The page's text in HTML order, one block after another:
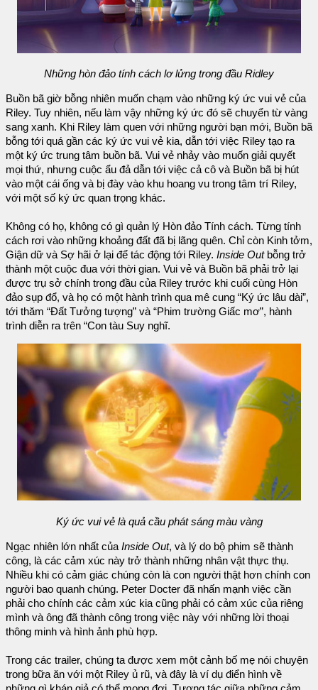
Những hòn đảo tính cách lơ lửng trong đầu Ridley
Buồn bã giờ bỗng nhiên muốn chạm vào những ký ức vui vẻ của
Riley. Tuy nhiên, nếu làm vậy những ký ức đó sẽ chuyển từ vàng
sang xanh. Khi Riley làm quen với những người bạn mới, Buồn bã
bỗng tới quá gần các ký ức vui vẻ kia, dẫn tới việc Riley tạo ra
một ký ức trung tâm buồn bã. Vui vẻ nhảy vào muốn giải quyết
mọi thứ, nhưng cuộc ẩu đả dẫn tới việc cả cô và Buồn bã bị hút
vào một cái ống và bị đày vào khu hoang vu trong tâm trí Riley,
với một số ký ức quan trọng khác.
Không có họ, không có gì quản lý Hòn đảo Tính cách. Từng tính
cách rơi vào những khoảng đất đã bị lãng quên. Chỉ còn Kinh tởm,
Giận dữ và Sợ hãi ở lại để tác động tới Riley. Inside Outbỗng trở
thành một cuộc đua với thời gian. Vui vẻ và Buồn bã phải trở lại
được trụ sở chính trong đầu của Riley trước khi cuối cùng Hòn
đảo sụp đổ, và họ có một hành trình qua mê cung “Ký ức lâu dài”,
tới thăm “Đất Tưởng tượng” và “Phim trường Giấc mơ”, hành
trình diễn ra trên “Con tàu Suy nghĩ.
Ký ức vui vẻ là quả cầu phát sáng màu vàng
Ngạc nhiên lớn nhất của Inside Out, và lý do bộ phim sẽ thành
công, là các cảm xúc này trở thành những nhân vật thực thụ.
Nhiều khi có cảm giác chúng còn là con người thật hơn chính con
người bao quanh chúng. Peter Docter đã nhấn mạnh việc cần
phải cho chính các cảm xúc kia cũng phải có cảm xúc của riêng
mình và ông đã thành công trong việc này với những lời thoại
thông minh và hình ảnh phù hợp.
Trong các trailer, chúng ta được xem một cảnh bố mẹ nói chuyện
trong bữa ăn với một Riley ủ rũ, và đây là ví dụ điển hình về